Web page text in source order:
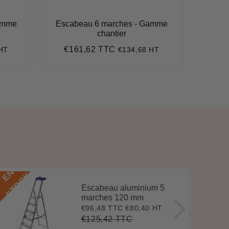
Escabeau 6 marches - Gamme
chantier
Prix
€161,62 TTC €161,62
€134,68 HT
E
N
S
T
O
C
K
Escabeau aluminium 5
marches 120 mm
Prix
réduit
€96,48 TTC€96,48
€80,40 HT
Prix
€125,42 TTC€125,42